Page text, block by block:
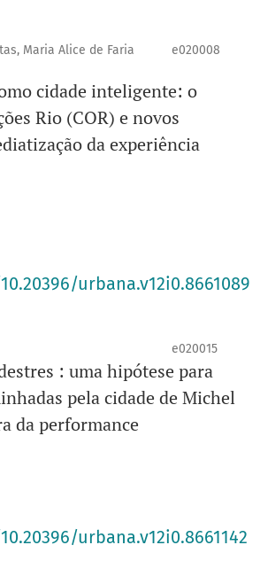
Maria Alice de Faria
e020008
cidade inteligente: o
Rio (COR) e novos
da experiência
urbana.v12i0.8661089
e020015
: uma hipótese para
pela cidade de Michel
da performance
urbana.v12i0.8661142